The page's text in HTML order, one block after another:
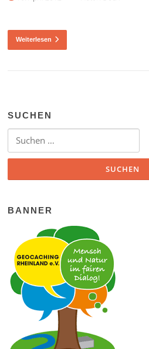
Weiterlesen
SUCHEN
Suchen nach:
BANNER